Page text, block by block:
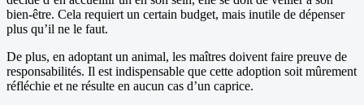
bien-être. Cela requiert un certain budget, mais inutile de dépenser
plus qu’il ne le faut.
De plus, en adoptant un animal, les maîtres doivent faire preuve de
responsabilités. Il est indispensable que cette adoption soit mûrement
réfléchie et ne résulte en aucun cas d’un caprice.